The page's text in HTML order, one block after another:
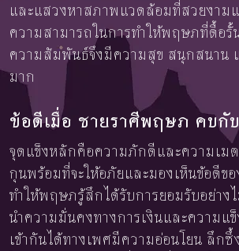
และแสวงหาสภาพแวดล้อมที่สวยงาม
ความสามารถในการทำให้พฤษภที่ดื้อ
ความสัมพันธ์จึงมีความสุข สนุกสนาน
มาก
ข้อดีเมื่อ ชายราศีพฤษภ คบ
จุดแข็งหลักคือความภักดีและความเม
กุนพร้อมที่จะให้อภัยและมองเห็นข้อดีข
ทำให้พฤษภรู้สึกได้รับการยอมรับอย่าง
นำความมั่นคงทางการเงินและความแข็
เข้ากันได้ทางเพศมีความอ่อนโยน ลึกซึ้